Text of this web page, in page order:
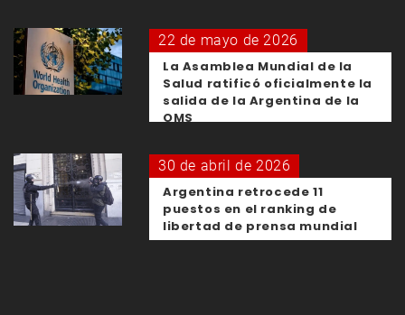
22 de mayo de 2026
La Asamblea Mundial de la
Salud ratificó oficialmente la
salida de la Argentina de la
OMS
30 de abril de 2026
Argentina retrocede 11
puestos en el ranking de
libertad de prensa mundial